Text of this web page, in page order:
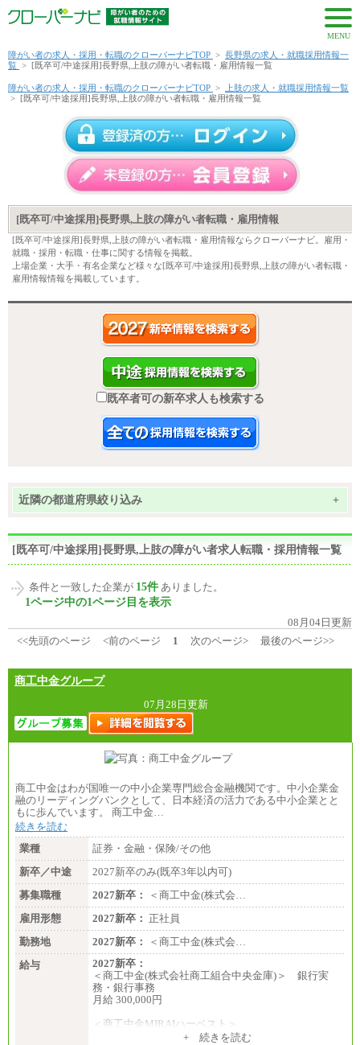
MENU
障がい者の求人・採用・転職のクローバーナビTOP > 長野県の求人・就職採用情報一
覧 > [既卒可/中途採用]長野県,上肢の障がい者転職・雇用情報一覧
障がい者の求人・採用・転職のクローバーナビTOP >
上肢の求人・就職採用情報一覧
> [既卒可/中途採用]長野県,上肢の障がい者転職・雇用情報一覧
[既卒可/中途採用]長野県,上肢の障がい者転職・雇用情報
[既卒可/中途採用]長野県,上肢の障がい者転職・雇用情報ならクローバーナビ。雇用・
就職・採用・転職・仕事に関する情報を掲載。
上場企業・大手・有名企業など様々な[既卒可/中途採用]長野県,上肢の障がい者転職・
雇用情報情報を掲載しています。
既卒者可の新卒求人も検索する
近隣の都道府県絞り込み +
[既卒可/中途採用]長野県,上肢の障がい者求人転職・採用情報一覧
条件と一致した企業が 15件 ありました。
1ページ中の1ページ目を表示
08月04日更新
<<先頭のページ
<前のページ 1 次のページ> 最後のページ>>
商工中金グループ
07月28日更新
商工中金はわが国唯一の中小企業専門総合金融機関です。中小企業金
融のリーディングバンクとして、日本経済の活力である中小企業とと
もに歩んでいます。 商工中金…
続きを読む
業種
証券・金融・保険/その他
新卒／中途
2027新卒のみ(既卒3年以内可)
募集職種
2027新卒：
＜商工中金(株式会…
雇用形態
2027新卒： 正社員
勤務地
2027新卒：
＜商工中金(株式会…
給与
2027新卒：
＜商工中金(株式会社商工組合中央金庫)＞ 銀行実
務・銀行事務
月給 300,000円
＜商工中金MIRAIハーベスト＞
+ 続きを読む